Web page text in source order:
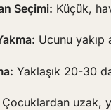
Seçimi: Küçük,
Ucunu yakıp
Yaklaşık 20-30
Çocuklardan uzak,